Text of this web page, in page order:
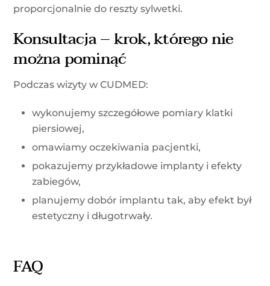
proporcjonalnie do reszty sylwetki.
Konsultacja – krok, którego nie
można pominąć
Podczas wizyty w CUDMED:
wykonujemy szczegółowe pomiary klatki
piersiowej,
omawiamy oczekiwania pacjentki,
pokazujemy przykładowe implanty i efekty
zabiegów,
planujemy dobór implantu tak, aby efekt był
estetyczny i długotrwały.
FAQ